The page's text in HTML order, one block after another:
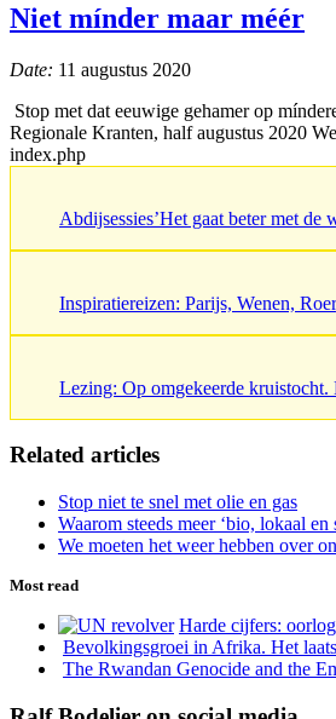
Niet mínder maar méér
Date: 11 augustus 2020
Stop met dat eeuwige gehamer op
Regionale Kranten, half augustus 2020
index.php
Abdijsessies’Het gaat beter met
Inspiratiereizen: Parijs, Wenen,
Lezing: Op omgekeerde
Related articles
Stop niet te snel met olie en gas
Waarom steeds meer ‘bio, lokaal en
We moeten het weer hebben over
Most read
Harde cijfers:
Bevolkingsgroei in Afrika. Het
The Rwandan Genocide and the